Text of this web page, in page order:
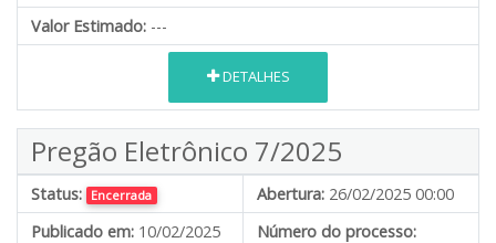
Valor Estimado: ---
DETALHES
Pregão Eletrônico 7/2025
Status: Encerrada Abertura: 26/02/2025 00:00
Publicado em: 10/02/2025
Número do processo: